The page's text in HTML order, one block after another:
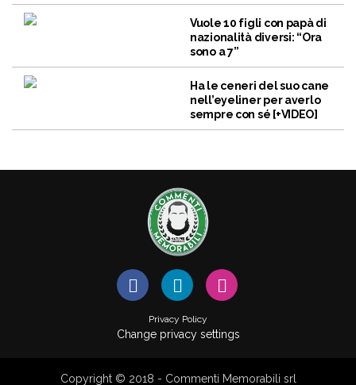
Vuole 10 figli con papà di
nazionalità diversi: “Ora
sono a 7”
Ha le ceneri del suo cane
nell’eyeliner per averlo
sempre con sé [+VIDEO]
Privacy Policy
Change privacy settings
Copyright © 2018 - Commenti Memorabili srl